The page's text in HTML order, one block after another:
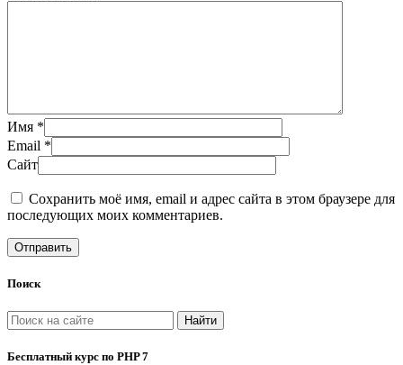
Имя *
Email *
Сайт
Сохранить моё имя, email и адрес сайта в этом браузере для
последующих моих комментариев.
Поиск
Найти
Бесплатный курс по PHP 7